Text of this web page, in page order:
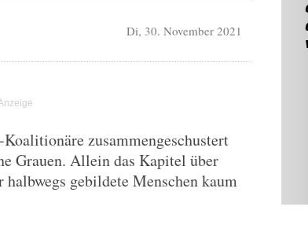
Di, 30. November 2021
zusammengeschustert
Grauen. Allein das Kapitel über
gebildete Menschen kaum